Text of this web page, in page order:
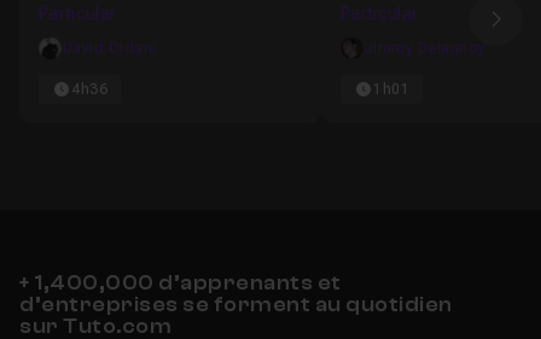
Particular
David Oldani
4h36
Particular
Jimmy Delannoy
1h01
+ 1,400,000 d’apprenants et
d’entreprises se forment au quotidien
sur Tuto.com